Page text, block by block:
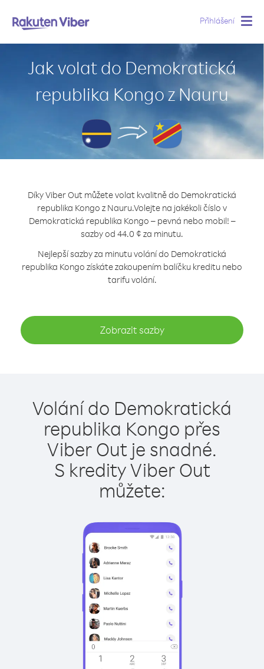
Přihlášení
Jak volat do Demokratická
republika Kongo z Nauru
Díky Viber Out můžete volat kvalitně do Demokratická
republika Kongo z Nauru.Volejte na jakékoli číslo v
Demokratická republika Kongo – pevná nebo mobil! –
sazby od 44.0 ¢ za minutu.
Nejlepší sazby za minutu volání do Demokratická
republika Kongo získáte zakoupením balíčku kreditu nebo
tarifu volání.
Zobrazit sazby
Volání do Demokratická
republika Kongo přes
Viber Out je snadné.
S kredity Viber Out
můžete: